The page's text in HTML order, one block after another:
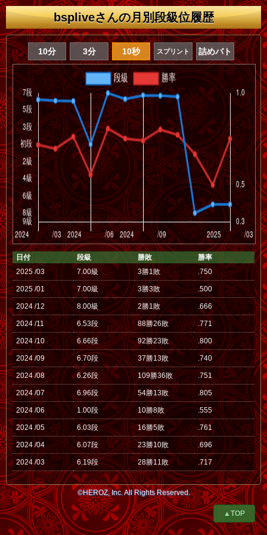
bspliveさんの月別段級位履歴
10分 3分 10秒 スプリント 詰めバト
日付 段級 勝敗
勝率
2025 /03
7.00級 3勝1敗 .750
2025 /01 7.00級 3勝3敗 .500
2024 /12 8.00級 2勝1敗 .666
2024 /11 6.53段 88勝26敗 .771
2024 /10 6.66段 92勝23敗 .800
2024 /09 6.70段 37勝13敗 .740
2024 /08 6.26段 109勝36敗 .751
2024 /07 6.96段 54勝13敗 .805
2024 /06 1.00段 10勝8敗 .555
2024 /05 6.03段 16勝5敗 .761
2024 /04 6.07段 23勝10敗 .696
2024 /03 6.19段 28勝11敗 .717
©HEROZ, Inc. All Rights Reserved.
▲TOP